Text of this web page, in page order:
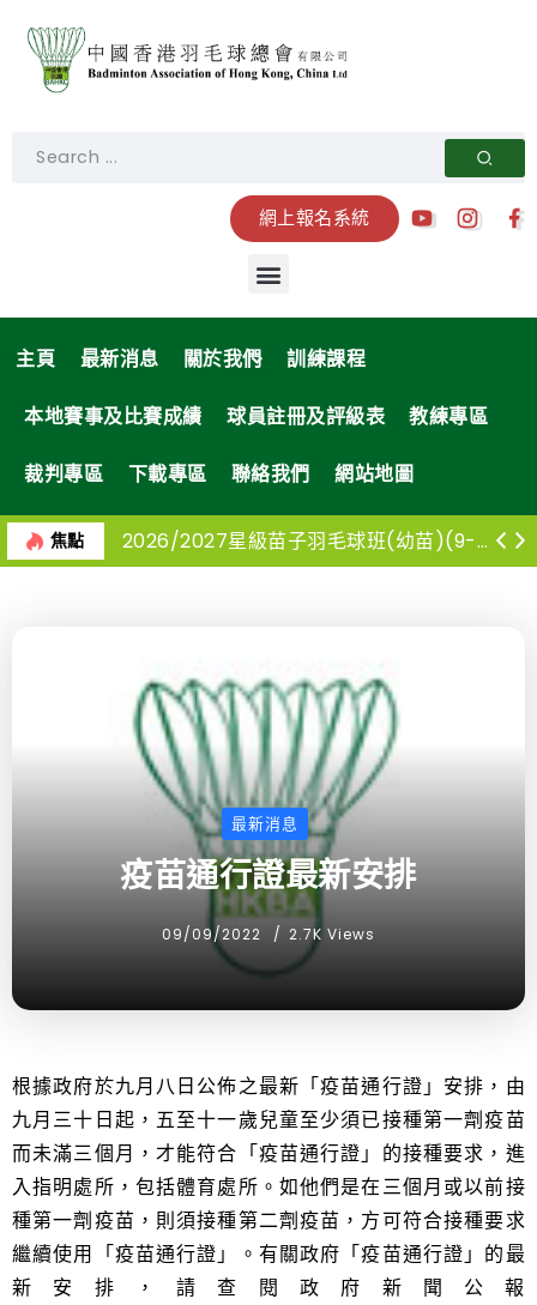
網上報名系統
主頁 最新消息 關於我們 訓練課程
本地賽事及比賽成績 球員註冊及評級表 教練專區
裁判專區 下載專區 聯絡我們 網站地圖
焦點 2026/2027星級苗子羽毛球班(幼苗)(9-12月)
最新消息
疫苗通行證最新安排
09/09/2022 2.7K Views
根據政府於九月八日公佈之最新「疫苗通行證」安排，由
九月三十日起，五至十一歲兒童至少須已接種第一劑疫苗
而未滿三個月，才能符合「疫苗通行證」的接種要求，進
入指明處所，包括體育處所。如他們是在三個月或以前接
種第一劑疫苗，則須接種第二劑疫苗，方可符合接種要求
繼續使用「疫苗通行證」。有關政府「疫苗通行證」的最
新安排，請查閱政府新聞公報